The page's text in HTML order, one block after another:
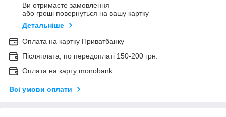
Ви отримаєте замовлення
або гроші повернуться на вашу картку
Детальніше
Оплата на картку Приватбанку
Післяплата, по передоплаті 150-200 грн.
Оплата на карту monobank
Всі умови оплати